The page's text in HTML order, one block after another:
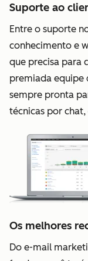
Suporte ao
Entre o suporte
conhecimento e
que precisa para
premiada equipe
sempre pronta
técnicas por
Os melhores
Do e-mail